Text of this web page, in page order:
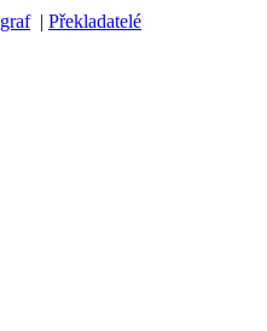
| Překladatelé